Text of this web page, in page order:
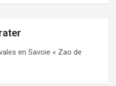
en Savoie « Zao de